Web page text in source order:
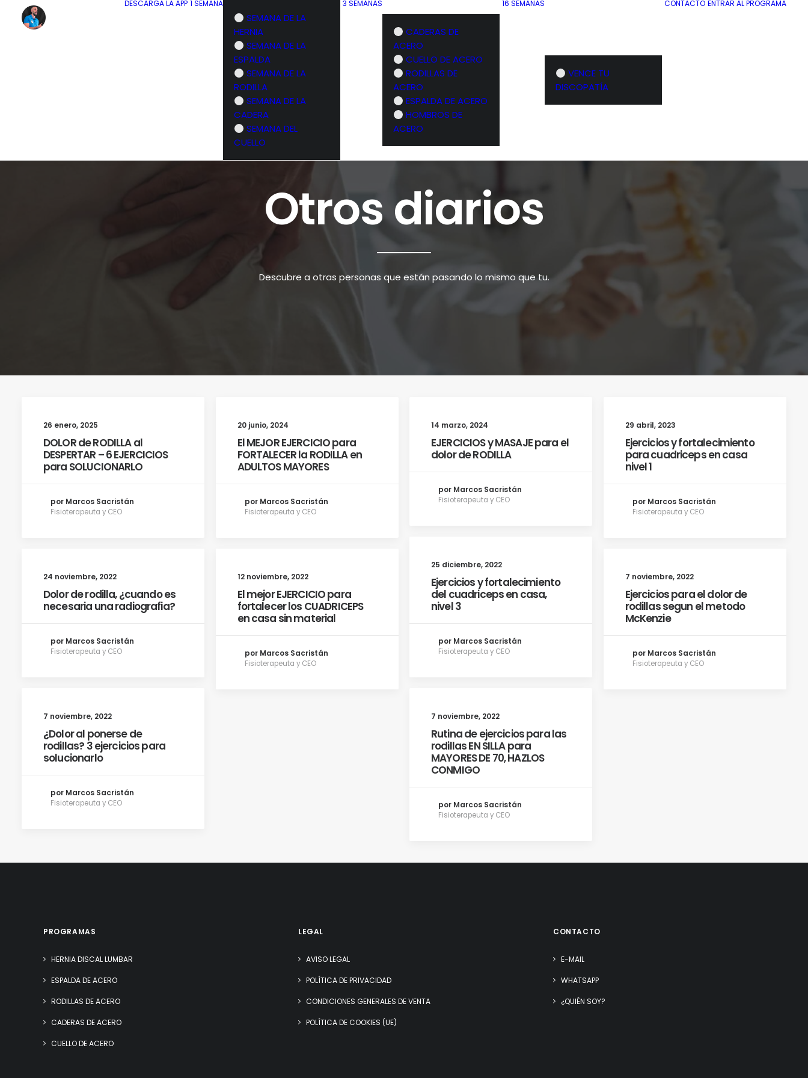
DESCARGA LA APP 1 SEMANA
SEMANA DE LA
HERNIA
SEMANA DE LA
ESPALDA
SEMANA DE LA
RODILLA
SEMANA DE LA
CADERA
SEMANA DEL
CUELLO
3 SEMANAS
CADERAS DE
ACERO
CUELLO DE ACERO
RODILLAS DE
ACERO
ESPALDA DE ACERO
HOMBROS DE
ACERO
16 SEMANAS
VENCE TU
DISCOPATÍA
CONTACTO ENTRAR AL PROGRAMA
Otros diarios
Descubre a otras personas que están pasando lo mismo que tu.
26 enero, 2025
DOLOR de RODILLA al
DESPERTAR – 6 EJERCICIOS
para SOLUCIONARLO
por Marcos Sacristán
Fisioterapeuta y CEO
20 junio, 2024
El MEJOR EJERCICIO para
FORTALECER la RODILLA en
ADULTOS MAYORES
por Marcos Sacristán
Fisioterapeuta y CEO
14 marzo, 2024
EJERCICIOS y MASAJE para el
dolor de RODILLA
por Marcos Sacristán
Fisioterapeuta y CEO
29 abril, 2023
Ejercicios y fortalecimiento
para cuadriceps en casa
nivel 1
por Marcos Sacristán
Fisioterapeuta y CEO
25 diciembre, 2022
Ejercicios y fortalecimiento
del cuadriceps en casa,
nivel 3
por Marcos Sacristán
Fisioterapeuta y CEO
24 noviembre, 2022
Dolor de rodilla, ¿cuando es
necesaria una radiografia?
por Marcos Sacristán
Fisioterapeuta y CEO
12 noviembre, 2022
El mejor EJERCICIO para
fortalecer los CUADRICEPS
en casa sin material
por Marcos Sacristán
Fisioterapeuta y CEO
7 noviembre, 2022
Ejercicios para el dolor de
rodillas segun el metodo
McKenzie
por Marcos Sacristán
Fisioterapeuta y CEO
7 noviembre, 2022
¿Dolor al ponerse de
rodillas? 3 ejercicios para
solucionarlo
por Marcos Sacristán
Fisioterapeuta y CEO
7 noviembre, 2022
Rutina de ejercicios para las
rodillas EN SILLA para
MAYORES DE 70, HAZLOS
CONMIGO
por Marcos Sacristán
Fisioterapeuta y CEO
PROGRAMAS
HERNIA DISCAL LUMBAR
ESPALDA DE ACERO
RODILLAS DE ACERO
CADERAS DE ACERO
CUELLO DE ACERO
LEGAL
AVISO LEGAL
POLÍTICA DE PRIVACIDAD
CONDICIONES GENERALES DE VENTA
POLÍTICA DE COOKIES (UE)
CONTACTO
E-MAIL
WHATSAPP
¿QUIÉN SOY?